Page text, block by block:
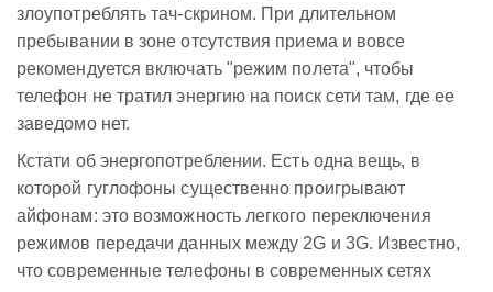
злоупотреблять тач-скрином. При длительном
пребывании в зоне отсутствия приема и вовсе
рекомендуется включать "режим полета", чтобы
телефон не тратил энергию на поиск сети там, где ее
заведомо нет.
Кстати об энергопотреблении. Есть одна вещь, в
которой гуглофоны существенно проигрывают
айфонам: это возможность легкого переключения
режимов передачи данных между 2G и 3G. Известно,
что современные телефоны в современных сетях